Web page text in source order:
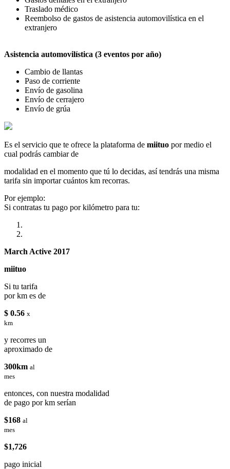
Traslado médico
Reembolso de gastos de asistencia automovilística en el
extranjero
Asistencia automovilística (3 eventos por año)
Cambio de llantas
Paso de corriente
Envío de gasolina
Envío de cerrajero
Envío de grúa
Es el servicio que te ofrece la plataforma de miituo por medio el
cual podrás cambiar de
modalidad en el momento que tú lo decidas, así tendrás una misma
tarifa sin importar cuántos km recorras.
Por ejemplo:
Si contratas tu pago por kilómetro para tu:
March Active 2017
miituo
Si tu tarifa
por km es de
$ 0.56 x
km
y recorres un
aproximado de
300km al
mes
entonces, con nuestra modalidad
de pago por km serían
$168 al
mes
$1,726
pago inicial